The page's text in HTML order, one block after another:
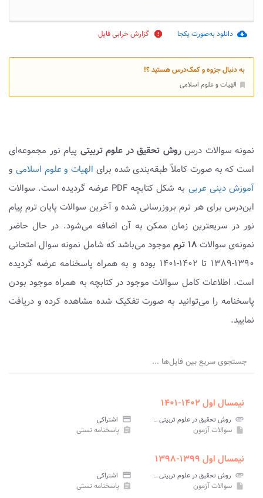
cloud_download دانلود به‌صورت یکجا report گزارش خرابی فایل
به دنبال جزوه و کمک‌درس هستید ؟!
الهیات و علوم اسلامی
نمونه سوالات درسروش تحقیق در علوم تربیتی پیام نور مجموعه‌ای
است که به صورت کاملاً طبقه‌بندی شده برای الهیات و علوم اسلامی و
آموزش دینی عربی
به شکل کتابچه PDF عرضه گردیده است. سوالات
این‌درس برای هر ترم بروزرسانی شده و آخرین سوالات پایان ترم پیام
نور در سریعترین زمان ممکن به آن اضافه می‌شود. در حال حاضر
نمونه‌ی سوالات ۱۸ ترم
موجود می‌باشد که شامل نمونه سوال امتحانی
۱۳۹۰-۱۳۸۹ تا ۱۴۰۲-۱۴۰۱ بوده و به همراه پاسخنامه عرضه گردیده
است. اطلاعات کامل سوالات موجود در کتابچه به همراه موجود بودن
پاسخنامه را می‌توانید به صورت تفکیک شده مشاهده کرده و دریافت
نمایید.
جستجوی سریع بین فایل‌ها ...
نیمسال اول ۱۴۰۲-۱۴۰۱
attachment روش تحقیق در علوم تربیتی پیام نور credit_card اشتراکی
insert_drive_file سوالات آزمون assignment پاسخنامه تستی
نیمسال اول ۱۳۹۹-۱۳۹۸
attachment روش تحقیق در علوم تربیتی پیام نور credit_card اشتراکی
insert_drive_file سوالات آزمون assignment پاسخنامه تستی